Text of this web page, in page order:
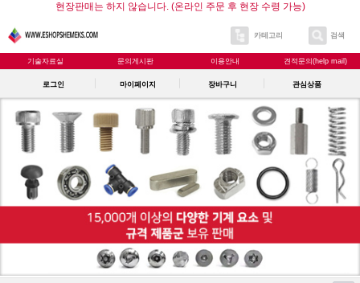
현장판매는 하지 않습니다. (온라인 주문 후 현장 수령 가능)
카테고리 검색
기술자료실 문의게시판 이용안내 견적문의(help mail)
로그인 마이페이지 장바구니 관심상품